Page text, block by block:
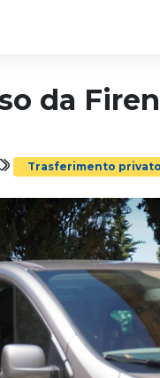
da
Trasferimento